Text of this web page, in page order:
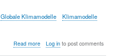
Globale Klimamodelle
Klimamodelle
Read moreabout
Log into post comments